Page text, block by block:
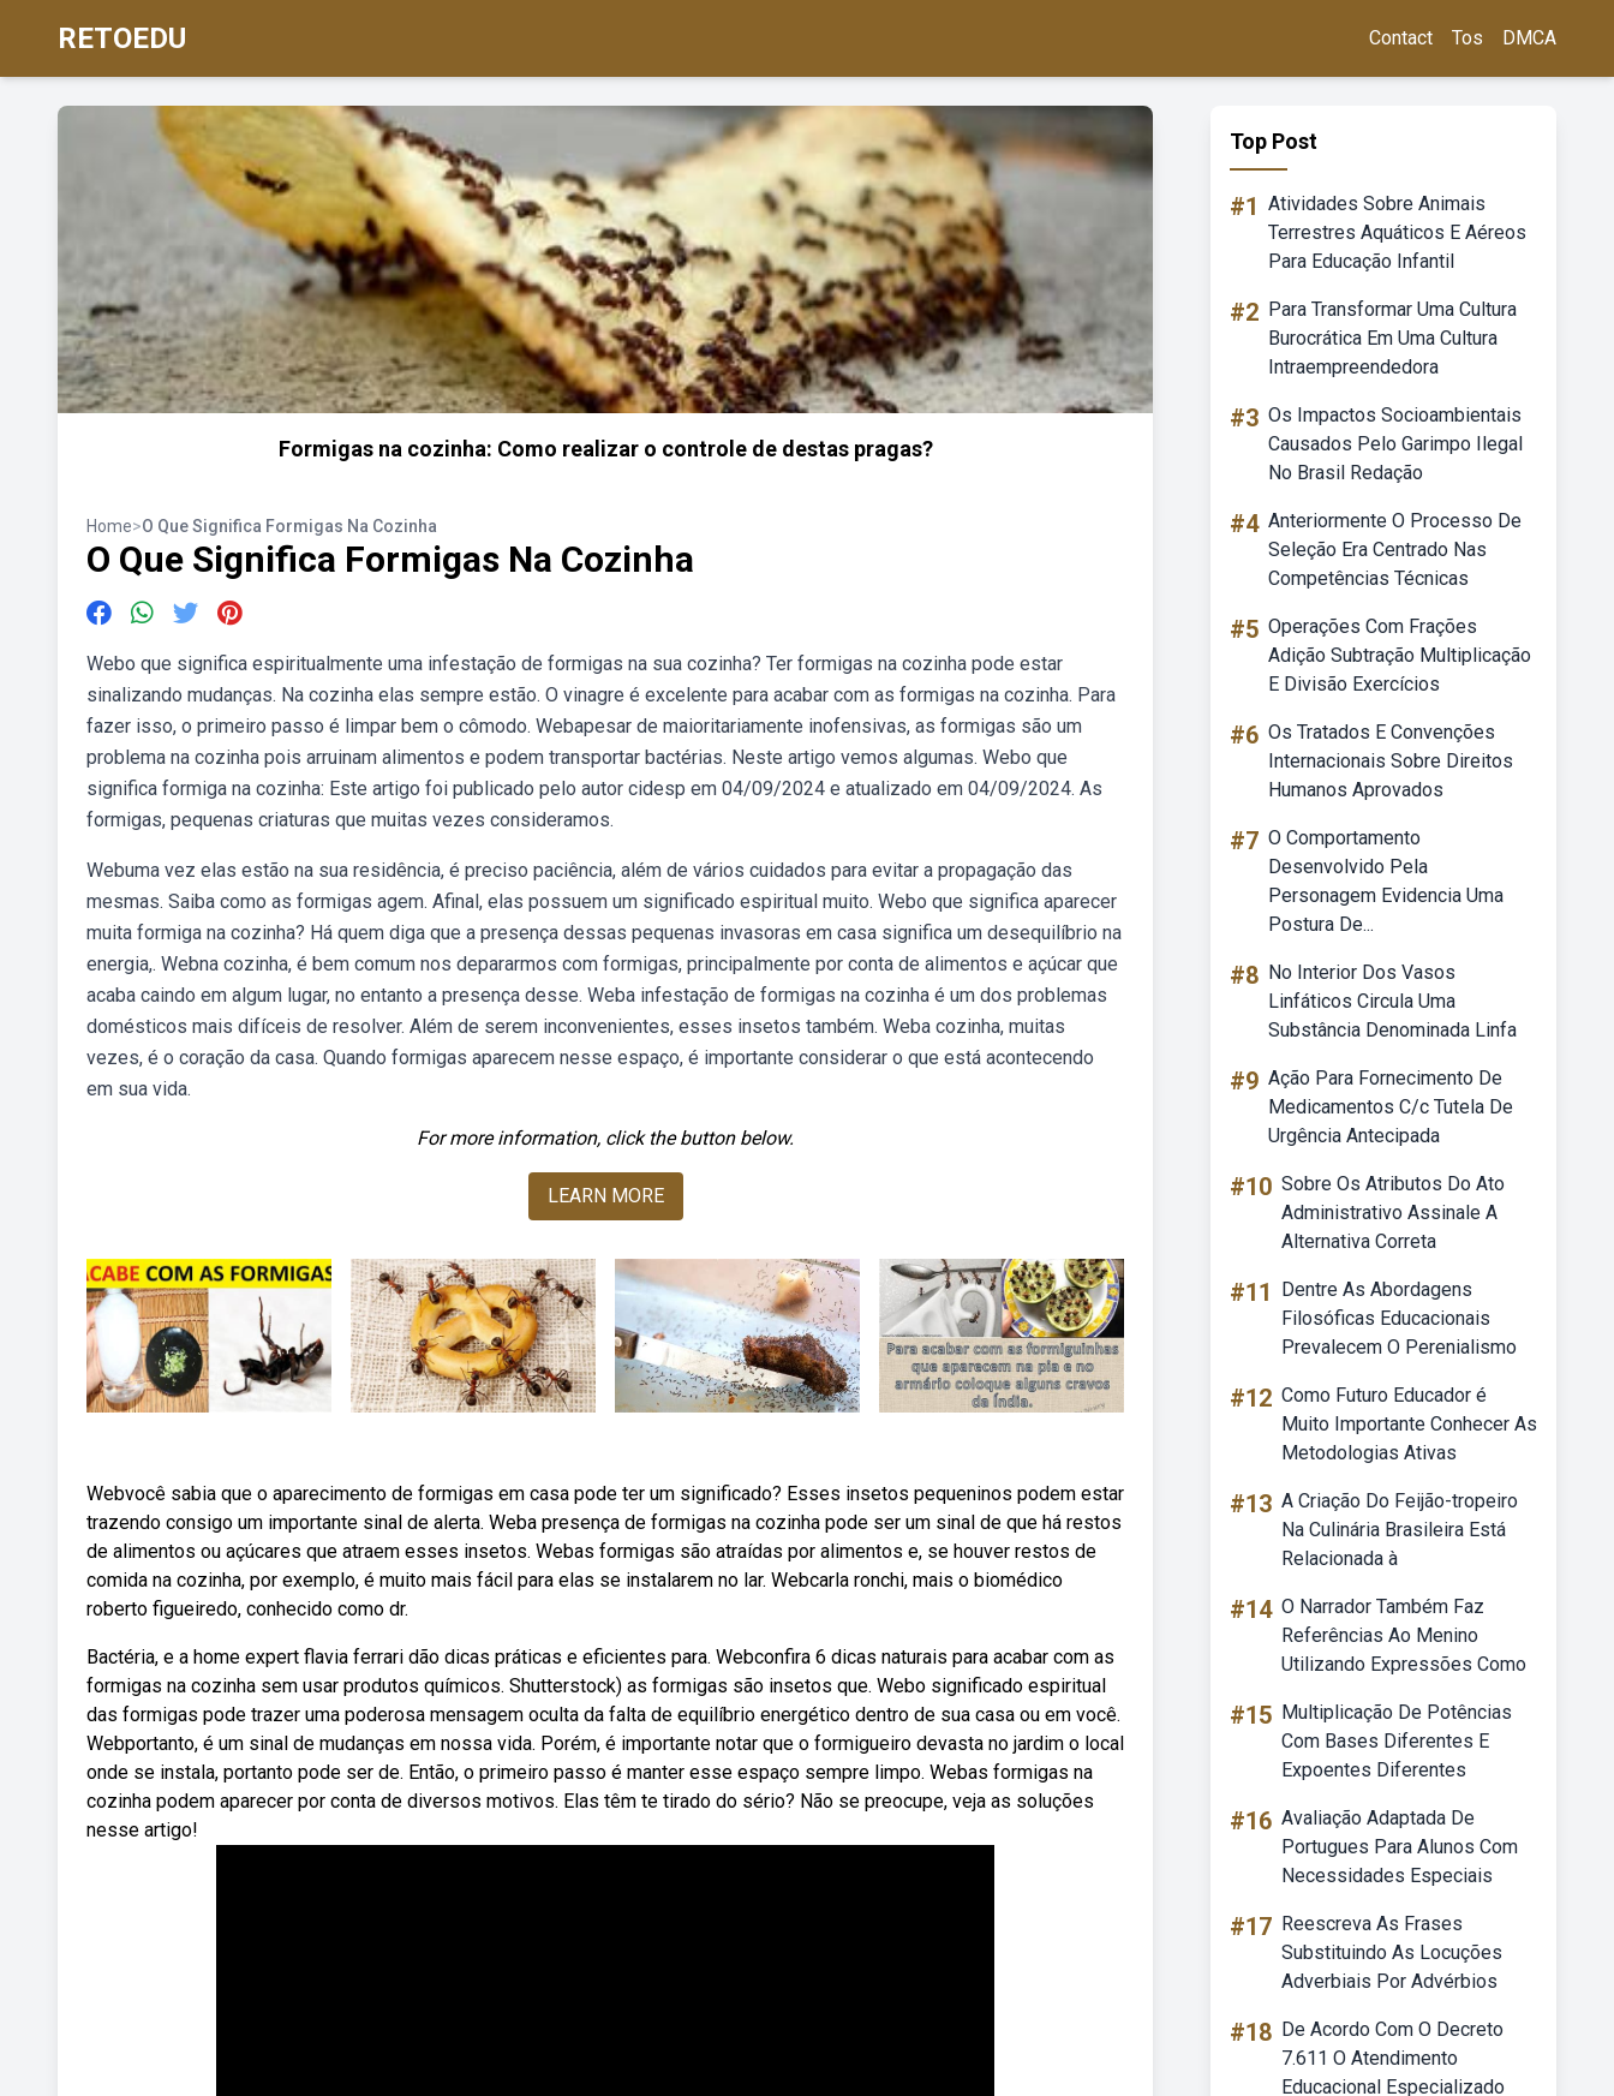
RETOEDU Contact Tos DMCA
Formigas na cozinha: Como realizar o controle de destas pragas?
Home>O Que Significa Formigas Na Cozinha
O Que Significa Formigas Na Cozinha
Webo que significa espiritualmente uma infestação de formigas na sua cozinha? Ter formigas na cozinha pode estar
sinalizando mudanças. Na cozinha elas sempre estão. O vinagre é excelente para acabar com as formigas na cozinha. Para
fazer isso, o primeiro passo é limpar bem o cômodo. Webapesar de maioritariamente inofensivas, as formigas são um
problema na cozinha pois arruinam alimentos e podem transportar bactérias. Neste artigo vemos algumas. Webo que
significa formiga na cozinha: Este artigo foi publicado pelo autor cidesp em 04/09/2024 e atualizado em 04/09/2024. As
formigas, pequenas criaturas que muitas vezes consideramos.
Webuma vez elas estão na sua residência, é preciso paciência, além de vários cuidados para evitar a propagação das
mesmas. Saiba como as formigas agem. Afinal, elas possuem um significado espiritual muito. Webo que significa aparecer
muita formiga na cozinha? Há quem diga que a presença dessas pequenas invasoras em casa significa um desequilíbrio na
energia,. Webna cozinha, é bem comum nos depararmos com formigas, principalmente por conta de alimentos e açúcar que
acaba caindo em algum lugar, no entanto a presença desse. Weba infestação de formigas na cozinha é um dos problemas
domésticos mais difíceis de resolver. Além de serem inconvenientes, esses insetos também. Weba cozinha, muitas
vezes, é o coração da casa. Quando formigas aparecem nesse espaço, é importante considerar o que está acontecendo
em sua vida.
For more information, click the button below.
LEARN MORE
Webvocê sabia que o aparecimento de formigas em casa pode ter um significado? Esses insetos pequeninos podem estar
trazendo consigo um importante sinal de alerta. Weba presença de formigas na cozinha pode ser um sinal de que há restos
de alimentos ou açúcares que atraem esses insetos. Webas formigas são atraídas por alimentos e, se houver restos de
comida na cozinha, por exemplo, é muito mais fácil para elas se instalarem no lar. Webcarla ronchi, mais o biomédico
roberto figueiredo, conhecido como dr.
Bactéria, e a home expert flavia ferrari dão dicas práticas e eficientes para. Webconfira 6 dicas naturais para acabar com as
formigas na cozinha sem usar produtos químicos. Shutterstock) as formigas são insetos que. Webo significado espiritual
das formigas pode trazer uma poderosa mensagem oculta da falta de equilíbrio energético dentro de sua casa ou em você.
Webportanto, é um sinal de mudanças em nossa vida. Porém, é importante notar que o formigueiro devasta no jardim o local
onde se instala, portanto pode ser de. Então, o primeiro passo é manter esse espaço sempre limpo. Webas formigas na
cozinha podem aparecer por conta de diversos motivos. Elas têm te tirado do sério? Não se preocupe, veja as soluções
nesse artigo!
Top Post
#1 Atividades Sobre Animais
Terrestres Aquáticos E Aéreos
Para Educação Infantil
#2 Para Transformar Uma Cultura
Burocrática Em Uma Cultura
Intraempreendedora
#3 Os Impactos Socioambientais
Causados Pelo Garimpo Ilegal
No Brasil Redação
#4 Anteriormente O Processo De
Seleção Era Centrado Nas
Competências Técnicas
#5 Operações Com Frações
Adição Subtração Multiplicação
E Divisão Exercícios
#6 Os Tratados E Convenções
Internacionais Sobre Direitos
Humanos Aprovados
#7 O Comportamento
Desenvolvido Pela
Personagem Evidencia Uma
Postura De...
#8 No Interior Dos Vasos
Linfáticos Circula Uma
Substância Denominada Linfa
#9 Ação Para Fornecimento De
Medicamentos C/c Tutela De
Urgência Antecipada
#10 Sobre Os Atributos Do Ato
Administrativo Assinale A
Alternativa Correta
#11
Dentre As Abordagens
Filosóficas Educacionais
Prevalecem O Perenialismo
#12 Como Futuro Educador é
Muito Importante Conhecer As
Metodologias Ativas
#13 A Criação Do Feijão-tropeiro
Na Culinária Brasileira Está
Relacionada à
#14 O Narrador Também Faz
Referências Ao Menino
Utilizando Expressões Como
#15 Multiplicação De Potências
Com Bases Diferentes E
Expoentes Diferentes
#16 Avaliação Adaptada De
Portugues Para Alunos Com
Necessidades Especiais
#17 Reescreva As Frases
Substituindo As Locuções
Adverbiais Por Advérbios
#18 De Acordo Com O Decreto
7.611 O Atendimento
Educacional Especializado